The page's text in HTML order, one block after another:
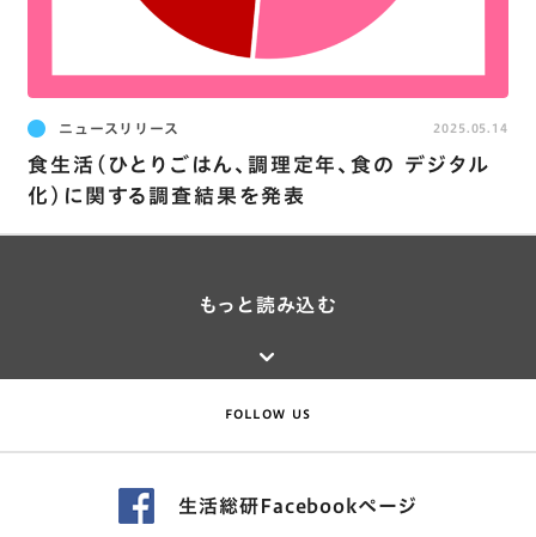
ニュースリリース
食生活(ひとりごはん､調理定年､食の デジタル
化)に関する調査結果を発表
2025.05.14
もっと読み込む
FOLLOW US
生活総研Facebookページ